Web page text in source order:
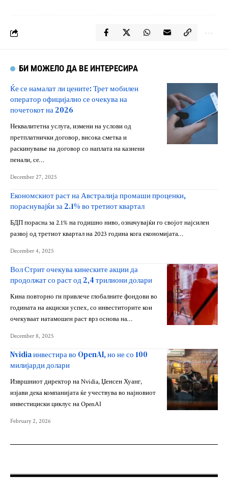
БИ МОЖЕЛО ДА ВЕ ИНТЕРЕСИРА
Ќе се намалат ли цените: Трет мобилен
оператор официјално се очекува на
почетокот на 2026
Неквалитетна услуга, измени на услови од
претплатнички договор, висока сметка и
раскинување на договор со наплата на казнени
пенали, се…
December 27, 2025
Економскиот раст на Австралија промаши проценки,
пораснувајќи за 2.1% во третиот квартал
БДП пораснa за 2.1% на годишно ниво, означувајќи го својот најсилен
развој од третиот квартал на 2023 година кога економијата…
December 4, 2025
Вол Стрит очекува кинеските акции да
продолжат со раст од 2,4 трилиони долари
Кина повторно ги привлече глобалните фондови во
годината на акциски успех, со инвеститорите кои
очекуваат натамошен раст врз основа на…
December 8, 2025
Nvidia инвестира во OpenAI, но не со 100
милијарди долари
Извршниот директор на Nvidia, Џенсен Хуанг,
изјави дека компанијата ќе учествува во најновиот
инвестициски циклус на OpenAI
February 2, 2026